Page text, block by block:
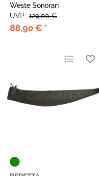
Weste Sonoran
88,90 € *
UVP 129,00 €